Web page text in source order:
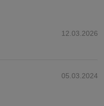
12.03.2026
05.03.2024